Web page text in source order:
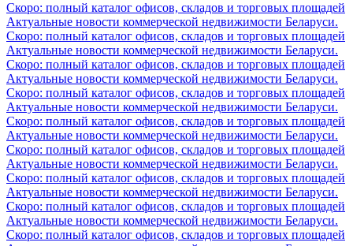
Скоро: полный каталог офисов, складов и торговых площадей
Актуальные новости коммерческой недвижимости Беларуси.
Скоро: полный каталог офисов, складов и торговых площадей
Актуальные новости коммерческой недвижимости Беларуси.
Скоро: полный каталог офисов, складов и торговых площадей
Актуальные новости коммерческой недвижимости Беларуси.
Скоро: полный каталог офисов, складов и торговых площадей
Актуальные новости коммерческой недвижимости Беларуси.
Скоро: полный каталог офисов, складов и торговых площадей
Актуальные новости коммерческой недвижимости Беларуси.
Скоро: полный каталог офисов, складов и торговых площадей
Актуальные новости коммерческой недвижимости Беларуси.
Скоро: полный каталог офисов, складов и торговых площадей
Актуальные новости коммерческой недвижимости Беларуси.
Скоро: полный каталог офисов, складов и торговых площадей
Актуальные новости коммерческой недвижимости Беларуси.
Скоро: полный каталог офисов, складов и торговых площадей